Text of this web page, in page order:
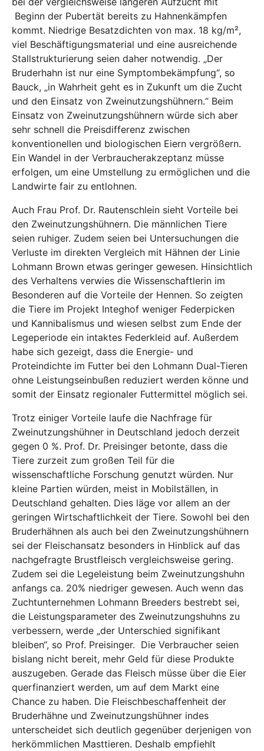
Beginn der Pubertät bereits zu Hahnenkämpfen
kommt. Niedrige Besatzdichten von max. 18 kg/m²,
viel Beschäftigungsmaterial und eine ausreichende
Stallstrukturierung seien daher notwendig. „Der
Bruderhahn ist nur eine Symptombekämpfung“, so
Bauck, „in Wahrheit geht es in Zukunft um die Zucht
und den Einsatz von Zweinutzungshühnern.“ Beim
Einsatz von Zweinutzungshühnern würde sich aber
sehr schnell die Preisdifferenz zwischen
konventionellen und biologischen Eiern vergrößern.
Ein Wandel in der Verbraucherakzeptanz müsse
erfolgen, um eine Umstellung zu ermöglichen und die
Landwirte fair zu entlohnen.
Auch Frau Prof. Dr. Rautenschlein sieht Vorteile bei
den Zweinutzungshühnern. Die männlichen Tiere
seien ruhiger. Zudem seien bei Untersuchungen die
Verluste im direkten Vergleich mit Hähnen der Linie
Lohmann Brown etwas geringer gewesen. Hinsichtlich
des Verhaltens verwies die Wissenschaftlerin im
Besonderen auf die Vorteile der Hennen. So zeigten
die Tiere im Projekt Integhof weniger Federpicken
und Kannibalismus und wiesen selbst zum Ende der
Legeperiode ein intaktes Federkleid auf. Außerdem
habe sich gezeigt, dass die Energie- und
Proteindichte im Futter bei den Lohmann Dual-Tieren
ohne Leistungseinbußen reduziert werden könne und
somit der Einsatz regionaler Futtermittel möglich sei.
Trotz einiger Vorteile laufe die Nachfrage für
Zweinutzungshühner in Deutschland jedoch derzeit
gegen 0 %. Prof. Dr. Preisinger betonte, dass die
Tiere zurzeit zum großen Teil für die
wissenschaftliche Forschung genutzt würden. Nur
kleine Partien würden, meist in Mobilställen, in
Deutschland gehalten. Dies läge vor allem an der
geringen Wirtschaftlichkeit der Tiere. Sowohl bei den
Bruderhähnen als auch bei den Zweinutzungshühnern
sei der Fleischansatz besonders in Hinblick auf das
nachgefragte Brustfleisch vergleichsweise gering.
Zudem sei die Legeleistung beim Zweinutzungshuhn
anfangs ca. 20% niedriger gewesen. Auch wenn das
Zuchtunternehmen Lohmann Breeders bestrebt sei,
die Leistungsparameter des Zweinutzungshuhns zu
verbessern, werde „der Unterschied signifikant
bleiben“, so Prof. Preisinger. Die Verbraucher seien
bislang nicht bereit, mehr Geld für diese Produkte
auszugeben. Gerade das Fleisch müsse über die Eier
querfinanziert werden, um auf dem Markt eine
Chance zu haben. Die Fleischbeschaffenheit der
Bruderhähne und Zweinutzungshühner indes
unterscheidet sich deutlich gegenüber derjenigen von
herkömmlichen Masttieren. Deshalb empfiehlt